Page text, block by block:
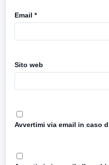
Email *
Sito web
Avvertimi via email in caso